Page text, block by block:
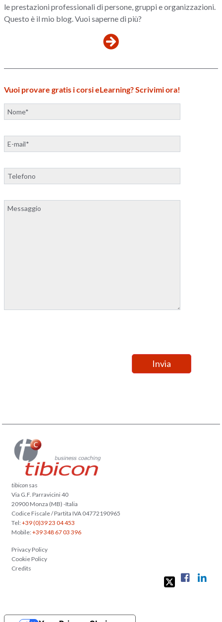
le prestazioni professionali di persone, gruppi e organizzazioni.
Questo è il mio blog. Vuoi saperne di più?
Vuoi provare gratis i corsi eLearning? Scrivimi ora!
tibicon sas
Via G.F. Parravicini 40
20900 Monza (MB) -Italia
Codice Fiscale / Partita IVA 04772190965
Tel:+39 (0)39 23 04 453
Mobile:+39 348 67 03 396
Privacy Policy
Cookie Policy
Credits